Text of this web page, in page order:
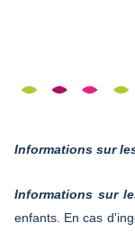
Informations sur
Informations sur
enfants. En cas